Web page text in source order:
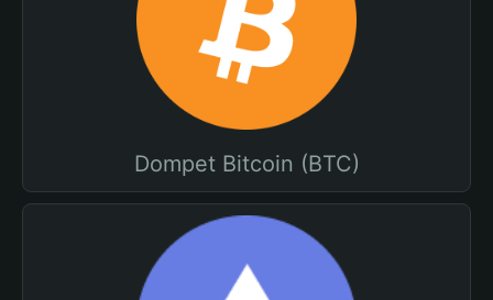
Dompet Bitcoin (BTC)